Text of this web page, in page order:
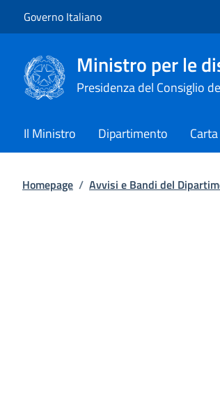
Governo Italiano
Ministro per le
Presidenza del Consiglio
Il Ministro Dipartimento
Homepage / Avvisi e Bandi del